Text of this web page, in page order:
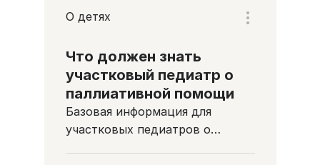
О детях
Что должен знать
участковый педиатр о
паллиативной помощи
Базовая информация для
участковых педиатров о